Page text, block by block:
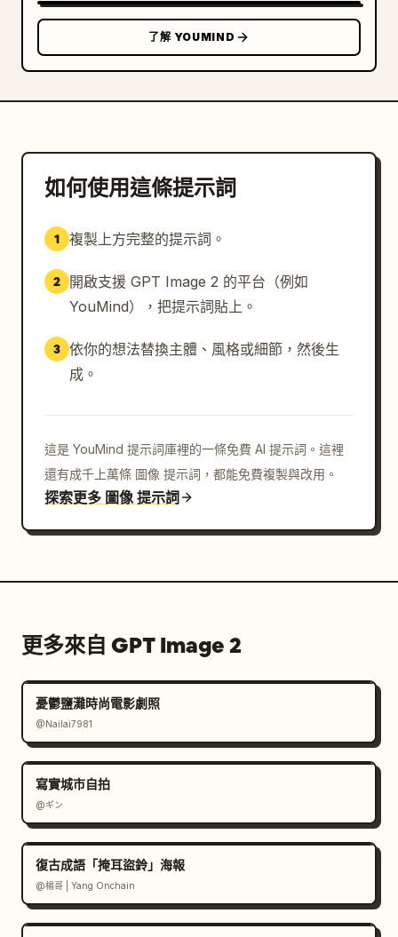
了解 YOUMIND
如何使用這條提示詞
1 複製上方完整的提示詞。
2
開啟支援 GPT Image 2 的平台（例如
YouMind），把提示詞貼上。
3 依你的想法替換主體、風格或細節，然後生
成。
這是 YouMind 提示詞庫裡的一條免費 AI 提示詞。這裡
還有成千上萬條 圖像 提示詞，都能免費複製與改用。
探索更多 圖像 提示詞
更多來自 GPT Image 2
憂鬱鹽灘時尚電影劇照
@Nailai7981
寫實城市自拍
@ギン
復古成語「掩耳盜鈴」海報
@楊哥 | Yang Onchain